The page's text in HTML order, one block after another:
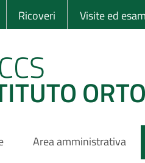
Ricoveri Visite ed
Area amministrativa